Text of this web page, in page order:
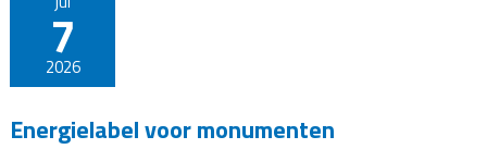
7
2026
Energielabel voor monumenten